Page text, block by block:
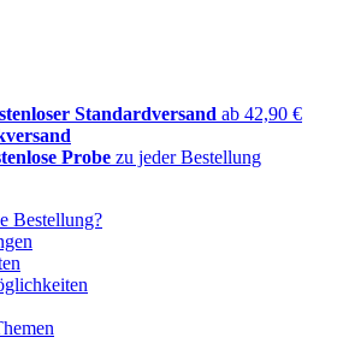
Standardversand ab 42,90 €
Probe zu jeder Bestellung
Bestellung?